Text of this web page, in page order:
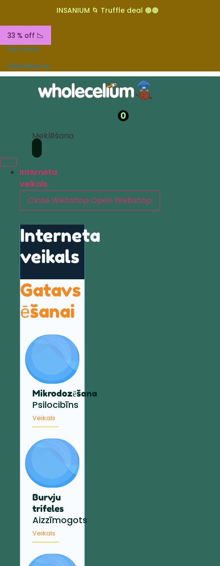
INSANIUM 🌀 Truffle deal 🟤🟤
33 % off 📉
Par mums
Sazinieties ar
0
Meklēšana
Interneta
veikals
Close Webshop Open Webshop
Interneta
veikals
Gatavs
ēšanai
Mikrodozēšana
Psilocibīns
Veikals
Burvju
trifeles
Aizzīmogots
Veikals